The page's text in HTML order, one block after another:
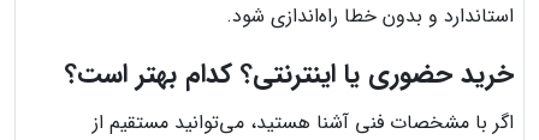
استاندارد و بدون خطا راه‌اندازی شود.
خرید حضوری یا اینترنتی؟ کدام بهتر است؟
اگر با مشخصات فنی آشنا هستید، می‌توانید مستقیم از